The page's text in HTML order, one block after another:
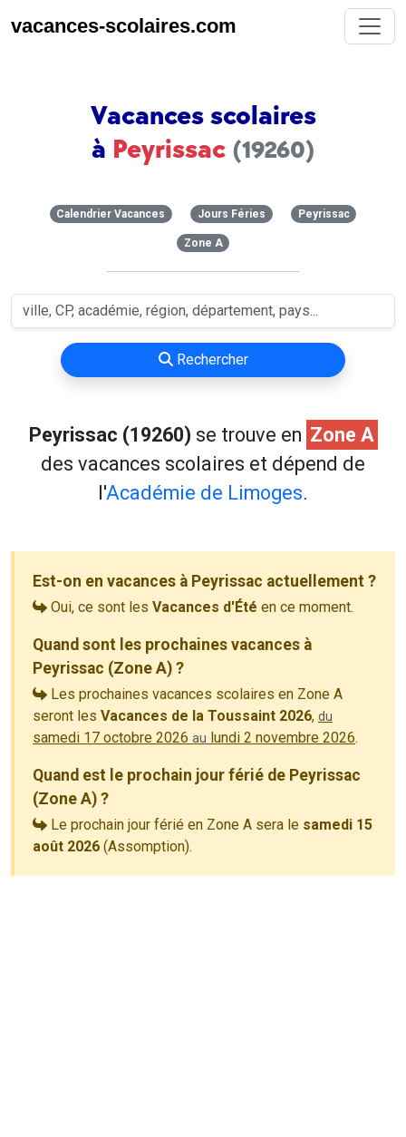
vacances-scolaires.com
Vacances scolaires
à Peyrissac (19260)
Calendrier Vacances Jours Féries Peyrissac
Zone A
Rechercher
Peyrissac (19260) se trouve en Zone A
des vacances scolaires et dépend de
l'Académie de Limoges.
Est-on en vacances à Peyrissac actuellement ?
Oui, ce sont les Vacances d'Été en ce moment.
Quand sont les prochaines vacances à
Peyrissac (Zone A) ?
Les prochaines vacances scolaires en Zone A
seront les Vacances de la Toussaint 2026, du
samedi 17 octobre 2026 au lundi 2 novembre 2026.
Quand est le prochain jour férié de Peyrissac
(Zone A) ?
Le prochain jour férié en Zone A sera le samedi 15
août 2026 (Assomption).